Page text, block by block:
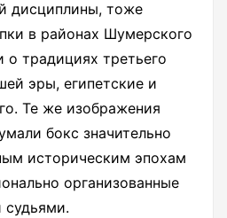
дисциплины, тоже
в районах Шумерского
о традициях третьего
эры, египетские и
Те же изображения
бокс значительно
историческим эпохам
организованные
судьями.